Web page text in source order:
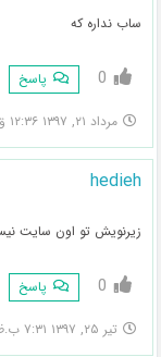
ساب نداره که
0 پاسخ
مرداد ۲۱, ۱۳۹۷ ۱۲:۳۶ ق.ظ
hedieh
زیرنویش تو اون سایت
0 پاسخ
تیر ۲۵, ۱۳۹۷ ۷:۳۱ ب.ظ